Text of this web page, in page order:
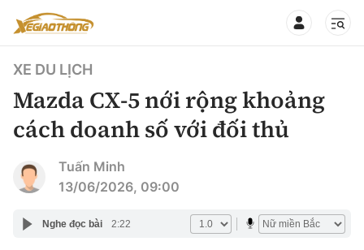
360° xe
Chính sách
XE DU LỊCH
Mazda CX-5 nới rộng khoảng
cách doanh số với đối thủ
Tuấn Minh
13/06/2026, 09:00
Nghe đọc bài 2:22